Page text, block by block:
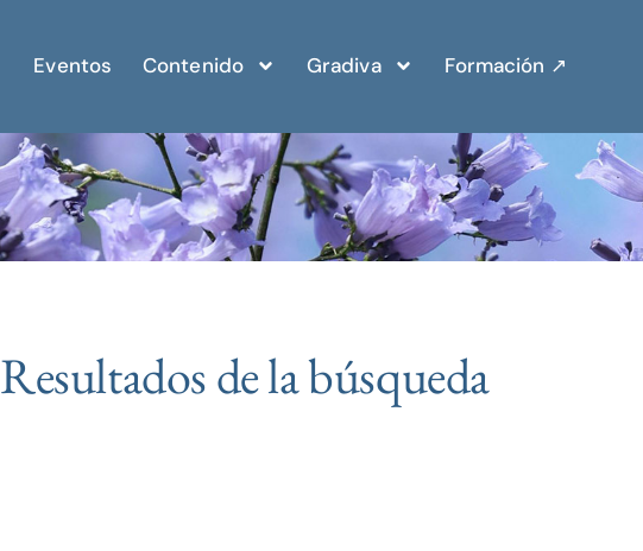
Eventos Contenido Gradiva Formación ↗︎
Resultados de la búsqueda